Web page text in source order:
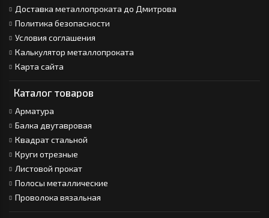
Доставка металлопроката до Дмитрова
Политика безопасности
Условия соглашения
Калькулятор металлопроката
Карта сайта
Каталог товаров
Арматура
Балка двутавровая
Квадрат стальной
Круги отрезные
Листовой прокат
Полосы металлические
Проволока вязальная